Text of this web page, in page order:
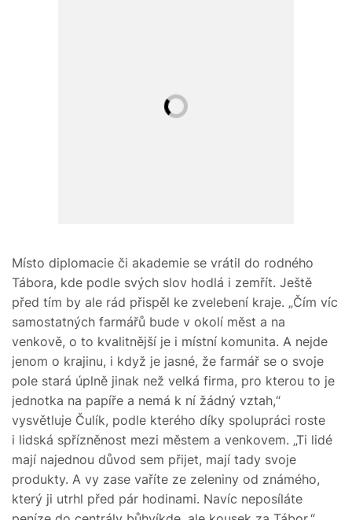
Místo diplomacie či akademie se vrátil do rodného
Tábora, kde podle svých slov hodlá i zemřít. Ještě
před tím by ale rád přispěl ke zvelebení kraje. „Čím víc
samostatných farmářů bude v okolí měst a na
venkově, o to kvalitnější je i místní komunita. A nejde
jenom o krajinu, i když je jasné, že farmář se o svoje
pole stará úplně jinak než velká firma, pro kterou to je
jednotka na papíře a nemá k ní žádný vztah,“
vysvětluje Čulík, podle kterého díky spolupráci roste
i lidská spřízněnost mezi městem a venkovem. „Ti lidé
mají najednou důvod sem přijet, mají tady svoje
produkty. A vy zase vaříte ze zeleniny od známého,
který ji utrhl před pár hodinami. Navíc neposíláte